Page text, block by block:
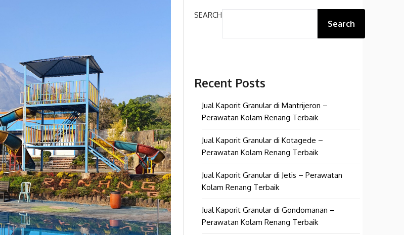
SEARCH
Search
Recent Posts
Jual Kaporit Granular di Mantrijeron –
Perawatan Kolam Renang Terbaik
Jual Kaporit Granular di Kotagede –
Perawatan Kolam Renang Terbaik
Jual Kaporit Granular di Jetis – Perawatan
Kolam Renang Terbaik
Jual Kaporit Granular di Gondomanan –
Perawatan Kolam Renang Terbaik